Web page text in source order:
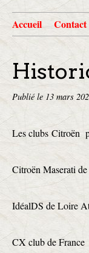
Accueil Contact
Publié le 13 mars
Les clubs Citroën
Citroën Maserati
IdéalDS de Loire
CX club de France